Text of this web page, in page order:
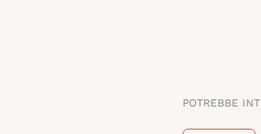
POTREBBE